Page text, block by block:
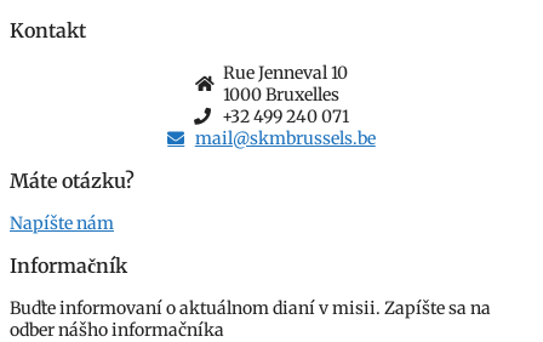
Kontakt
Rue Jenneval 10
1000 Bruxelles
+32 499 240 071
mail@skmbrussels.be
Máte otázku?
Napíšte nám
Informačník
Buďte informovaní o aktuálnom dianí v misii. Zapíšte sa na
odber nášho informačníka